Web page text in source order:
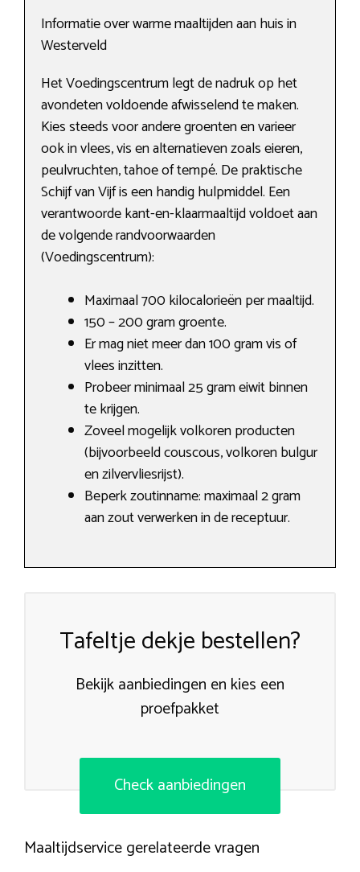
Informatie over warme maaltijden aan huis in
Westerveld
Het Voedingscentrum legt de nadruk op het
avondeten voldoende afwisselend te maken.
Kies steeds voor andere groenten en varieer
ook in vlees, vis en alternatieven zoals eieren,
peulvruchten, tahoe of tempé. De praktische
Schijf van Vijf is een handig hulpmiddel. Een
verantwoorde kant-en-klaarmaaltijd voldoet aan
de volgende randvoorwaarden
(Voedingscentrum):
Maximaal 700 kilocalorieën per maaltijd.
150 – 200 gram groente.
Er mag niet meer dan 100 gram vis of
vlees inzitten.
Probeer minimaal 25 gram eiwit binnen
te krijgen.
Zoveel mogelijk volkoren producten
(bijvoorbeeld couscous, volkoren bulgur
en zilvervliesrijst).
Beperk zoutinname: maximaal 2 gram
aan zout verwerken in de receptuur.
Tafeltje dekje bestellen?
Bekijk aanbiedingen en kies een
proefpakket
Check aanbiedingen
Maaltijdservice gerelateerde vragen